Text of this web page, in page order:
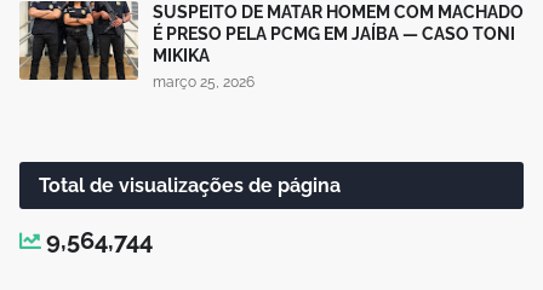
SUSPEITO DE MATAR HOMEM COM MACHADO
É PRESO PELA PCMG EM JAÍBA — CASO TONI
MIKIKA
março 25, 2026
Total de visualizações de página
9,564,744